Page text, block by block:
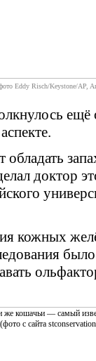
Eddy Risch/Keystone/AP,
ещё
доктор
кожных
было